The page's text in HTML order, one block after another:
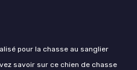
pour la chasse au sanglier
savoir sur ce chien de chasse